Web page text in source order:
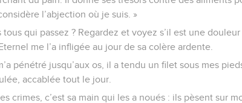
l’abjection où je suis. »
tous qui passez ? Regardez et voyez s’il est une
me l’a infligée au jour de sa colère ardente.
pénétré jusqu’aux os, il a tendu un filet sous mes
accablée tout le jour.
crimes, c’est sa main qui les a noués : ils pèsent sur